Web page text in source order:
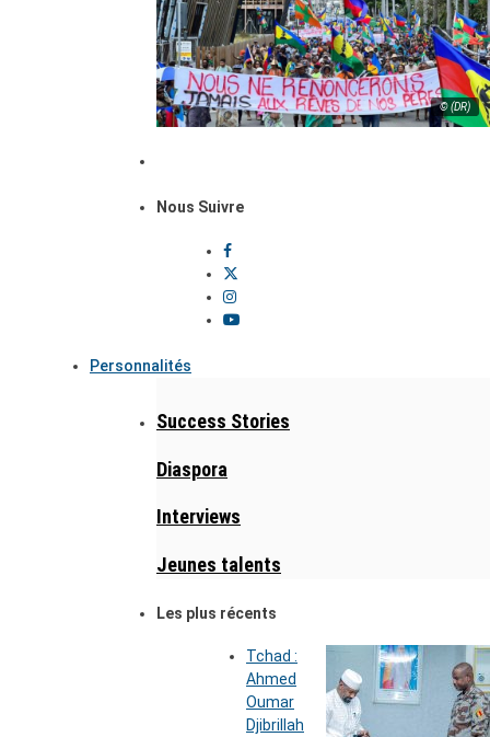
© (DR)
Nous Suivre
Personnalités
Success Stories
Diaspora
Interviews
Jeunes talents
Les plus récents
Tchad :
Ahmed
Oumar
Djibrillah